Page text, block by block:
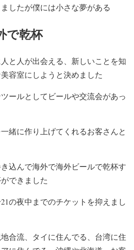
したが僕には小さな夢がある
で乾杯
と人が出会える、新しいことを知
容室にしようと決めました
ールとしてビールや交流会があっ
緒に作り上げてくれるお客さんと
込んで海外で海外ビールで乾杯す
できました
の夜中までのチケットを抑えまし
合流、タイに住んでる、台湾に住